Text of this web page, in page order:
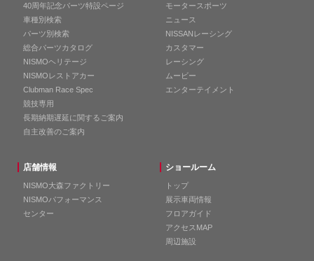
40周年記念パーツ特設ページ
車種別検索
パーツ別検索
総合パーツカタログ
NISMOヘリテージ
NISMOレストアカー
Clubman Race Spec
競技専用
長期納期遅延に関するご案内
自主改善のご案内
モータースポーツ
ニュース
NISSANレーシング
カスタマー
レーシング
ムービー
エンターテイメント
店舗情報
NISMO大森ファクトリー
NISMOパフォーマンス
センター
ショールーム
トップ
展示車両情報
フロアガイド
アクセスMAP
周辺施設